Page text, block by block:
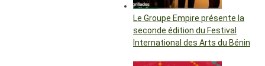
Le Groupe Empire présente la
seconde édition du Festival
International des Arts du Bénin